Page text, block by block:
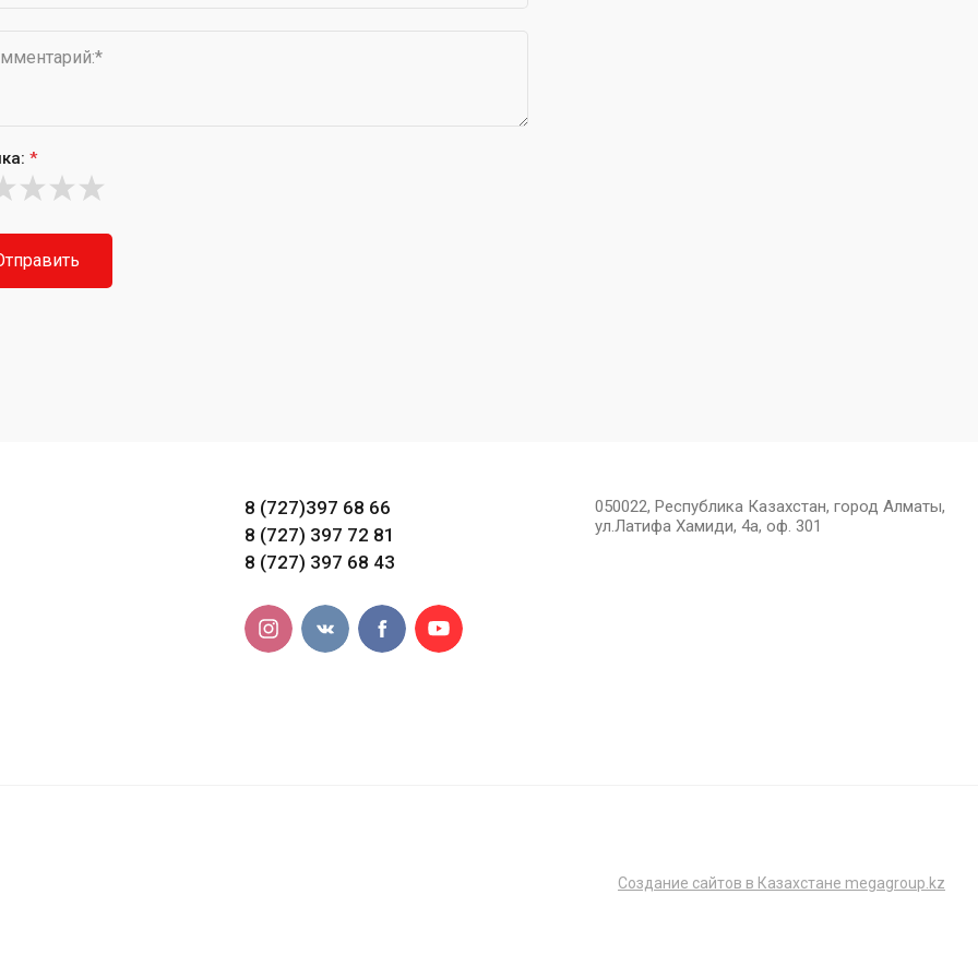
*
8 (727)397 68 66
8 (727) 397 72 81
8 (727) 397 68 43
050022, Республика Казахстан, город Алматы,
ул.Латифа Хамиди, 4а, оф. 301
Создание сайтов в Казахстане megagroup.kz